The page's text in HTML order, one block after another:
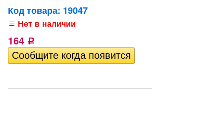
Код товара: 19047
Нет в наличии
164 Р